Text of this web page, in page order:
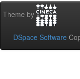
Theme by
DSpace Software